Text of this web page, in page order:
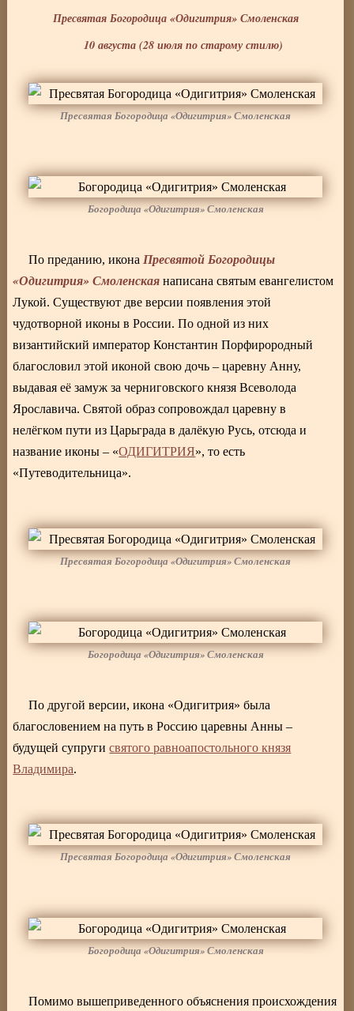
Пресвятая Богородица «Одигитрия» Смоленская
10 августа (28 июля по старому стилю)
Пресвятая Богородица «Одигитрия» Смоленская
Богородица «Одигитрия» Смоленская
По преданию, иконаПресвятой Богородицы
«Одигитрия» Смоленская написана святым евангелистом
Лукой. Существуют две версии появления этой
чудотворной иконы в России. По одной из них
византийский император Константин Порфирородный
благословил этой иконой свою дочь – царевну Анну,
выдавая её замуж за черниговского князя Всеволода
Ярославича. Святой образ сопровождал царевну в
нелёгком пути из Царьграда в далёкую Русь, отсюда и
название иконы – «ОДИГИТРИЯ», то есть
«Путеводительница».
Пресвятая Богородица «Одигитрия» Смоленская
Богородица «Одигитрия» Смоленская
По другой версии, икона «Одигитрия» была
благословением на путь в Россию царевны Анны –
будущей супругисвятого равноапостольного князя
Владимира.
Пресвятая Богородица «Одигитрия» Смоленская
Богородица «Одигитрия» Смоленская
Помимо вышеприведенного объяснения происхождения